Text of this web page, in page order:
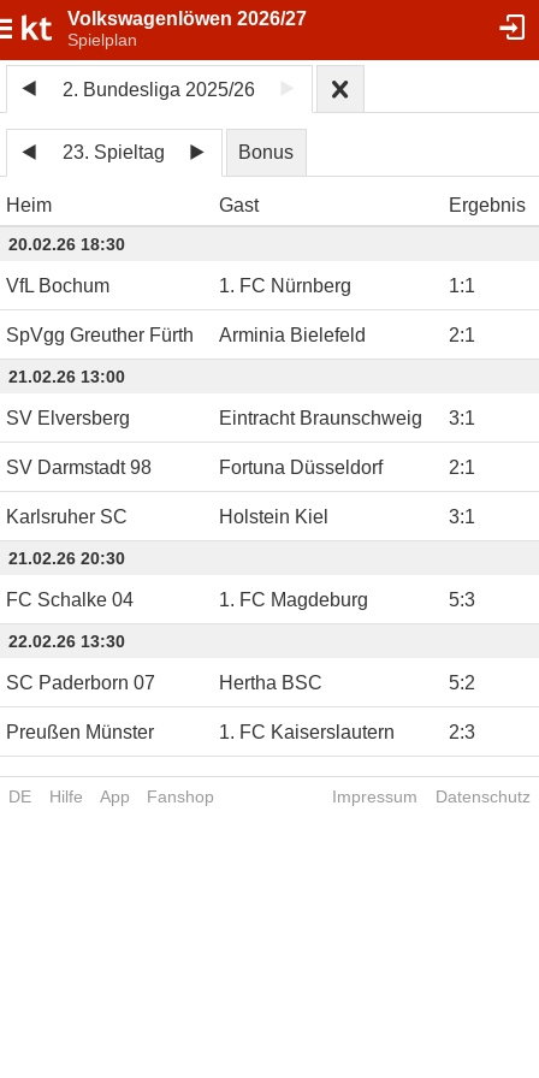
Volkswagenlöwen 2026/27
Spielplan
2. Bundesliga 2025/26
23. Spieltag Bonus
Heim Gast Ergebnis
20.02.26 18:30
VfL Bochum 1. FC Nürnberg 1:1
SpVgg Greuther Fürth Arminia Bielefeld 2:1
21.02.26 13:00
SV Elversberg Eintracht Braunschweig 3:1
SV Darmstadt 98 Fortuna Düsseldorf 2:1
Karlsruher SC Holstein Kiel 3:1
21.02.26 20:30
FC Schalke 04 1. FC Magdeburg 5:3
22.02.26 13:30
SC Paderborn 07 Hertha BSC 5:2
Preußen Münster 1. FC Kaiserslautern 2:3
DE Hilfe App Fanshop Impressum Datenschutz